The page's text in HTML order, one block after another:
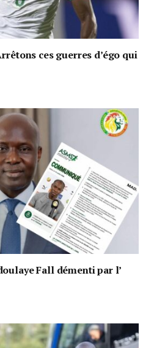
ces guerres d’égo qui
Fall démenti par l’